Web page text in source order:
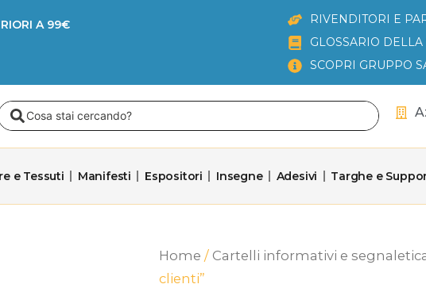
A 99€ RIVENDITORI E
GLOSSARIO
SCOPRI GRUPPO
e Tessuti Manifesti Espositori Insegne Adesivi Targhe e
Home / Cartelli informativi e
clienti”